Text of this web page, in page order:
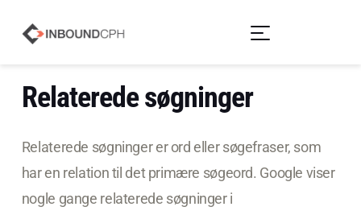
Relaterede søgninger
Relaterede søgninger er ord eller søgefraser, som
har en relation til det primære søgeord. Google viser
nogle gange relaterede søgninger i